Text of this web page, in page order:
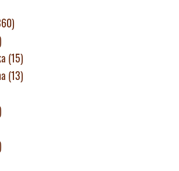
(15)
(13)